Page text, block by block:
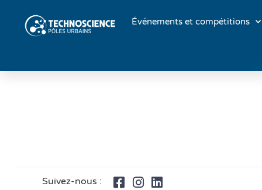
Événements et compétitions
Suivez-nous :